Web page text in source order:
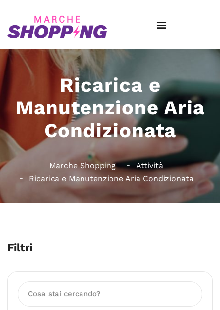
Ricarica e
Manutenzione Aria
Condizionata
Marche Shopping
Attività
Ricarica e Manutenzione Aria Condizionata
Filtri